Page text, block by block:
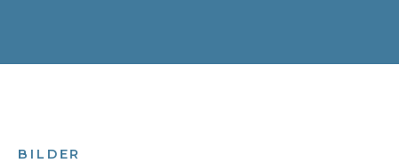
BILDER